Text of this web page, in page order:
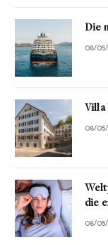
Die
08/
Villa
08/
die
08/